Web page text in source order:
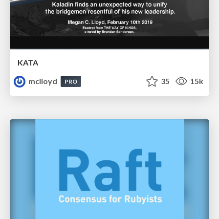
KATA
mclloyd
PRO 35 15k